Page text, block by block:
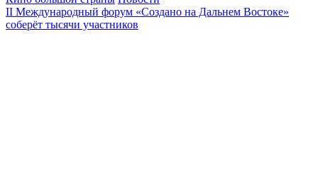
II Международный форум «Создано на Дальнем Востоке»
соберёт тысячи участников